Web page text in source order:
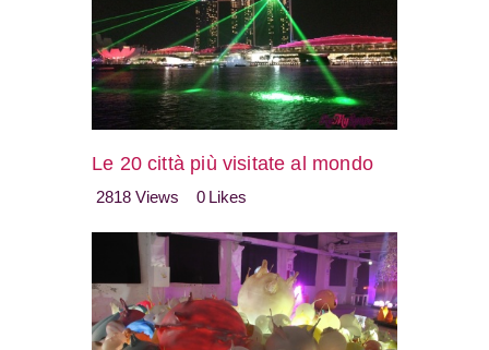
Le 20 città più visitate al mondo
2818 Views 0 Likes